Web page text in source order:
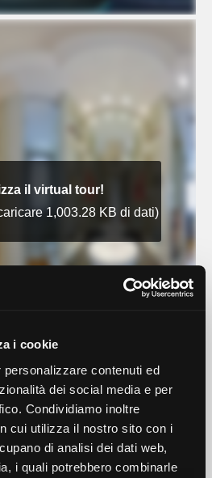
i cookie
contenuti ed
dei social media e per
Condividiamo inoltre
cui utilizza il nostro sito con i
di analisi dei dati web,
i quali potrebbero combinarle